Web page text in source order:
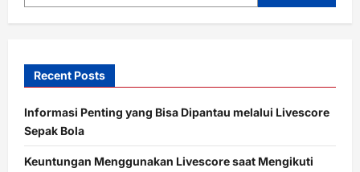
Recent Posts
Informasi Penting yang Bisa Dipantau melalui Livescore
Sepak Bola
Keuntungan Menggunakan Livescore saat Mengikuti